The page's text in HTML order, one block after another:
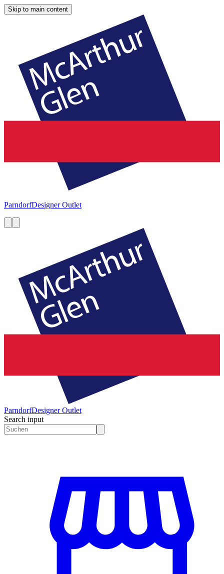
Skip to main content
ParndorfDesigner Outlet
ParndorfDesigner Outlet
Search input